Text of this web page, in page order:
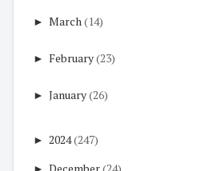
► March (14)
► February(23)
► January(26)
► 2024(247)
► December(24)